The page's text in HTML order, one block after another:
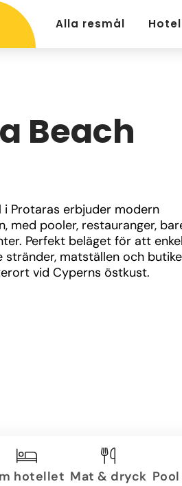
Alla resmål
Beach
i Protaras erbjuder modern
med pooler, restauranger,
Perfekt beläget för att
stränder, matställen och
vid Cyperns östkust.
hotellet Mat & dryck